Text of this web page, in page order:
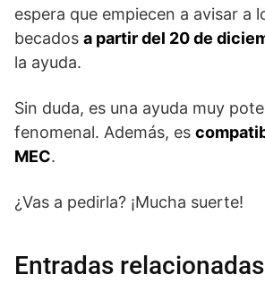
espera que empiecen a avisar a
becados a partir del 20 de
la ayuda.
Sin duda, es una ayuda muy
fenomenal. Además, es
MEC.
¿Vas a pedirla? ¡Mucha suerte!
Entradas relacionadas